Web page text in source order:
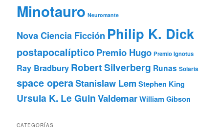
Minotauro Neuromante
Nova Ciencia Ficción Philip K. Dick
postapocalípticoPremio Hugo Premio Ignotus
Ray Bradbury Robert Silverberg Runas Solaris
space operaStanislaw Lem Stephen King
Ursula K. Le GuinValdemarWilliam Gibson
CATEGORÍAS